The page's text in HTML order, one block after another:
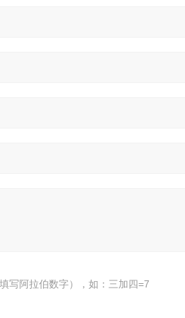
写阿拉伯数字），如：三加四=7